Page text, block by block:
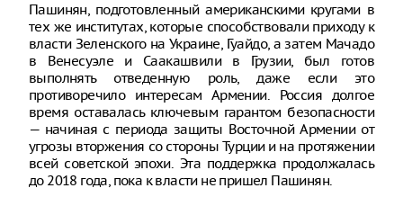
Пашинян, подготовленный американскими кругами в
тех же институтах, которые способствовали приходу к
власти Зеленского на Украине, Гуайдо, а затем Мачадо
в Венесуэле и Саакашвили в Грузии, был готов
выполнять отведенную роль, даже если это
противоречило интересам Армении. Россия долгое
время оставалась ключевым гарантом безопасности
— начиная с периода защиты Восточной Армении от
угрозы вторжения со стороны Турции и на протяжении
всей советской эпохи. Эта поддержка продолжалась
до 2018 года, пока к власти не пришел Пашинян.